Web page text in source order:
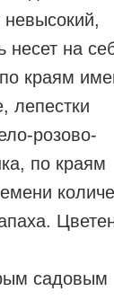
несет на
краям
лепестки
розово-
по краям
садовым